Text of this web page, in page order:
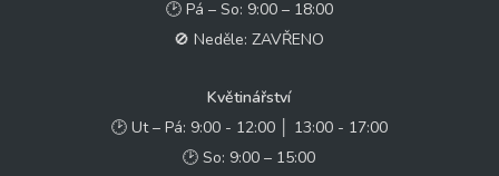
🕑 Pá – So: 9:00 – 18:00
🚫 Neděle: ZAVŘENO
Květinářství
🕑 Ut – Pá: 9:00 - 12:00 │ 13:00 - 17:00
🕑 So: 9:00 – 15:00